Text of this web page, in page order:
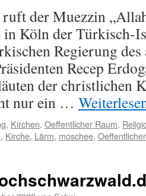
der Muezzin
in Köln der Türkisch-
Regierung
Recep
der christlichen
nur ein …
, Kirchen, Oeffentlicher Raum,
, Kirche, Lärm, moschee,